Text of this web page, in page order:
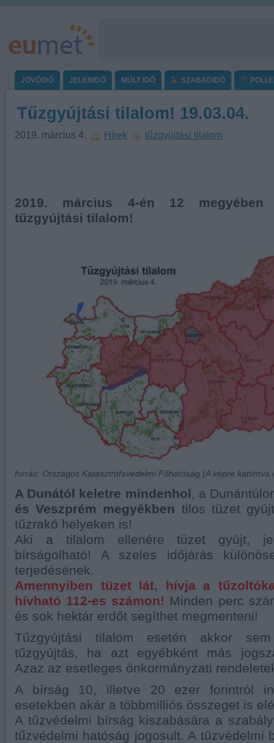
JÖVŐIDŐ JELENIDŐ MÚLT IDŐ SZABADIDŐ
Tűzgyújtási tilalom! 19.03.04.
2019. március 4. Hírek tűzgyújtási tilalom
2019. március 4-én 12 megyében
tűzgyújtási tilalom!
forrás: Országos Katasztrófavédelmi Főhatóság (A képre
A Dunától keletre mindenhol, a
és Veszprém megyékben tilos tüzet
tűzrakó helyeken is!
Aki a tilalom ellenére tüzet gyújt,
bírságolható! A szeles időjárás
terjedésének.
Amennyiben tüzet lát, hívja a
hívható 112-es számon! Minden perc
és sok hektár erdőt segíthet megmenteni!
Tűzgyújtási tilalom esetén akkor
tűzgyújtás, ha azt egyébként más
Azaz az esetleges önkormányzati
A bírság 10, illetve 20 ezer forintról
esetekben akár a többmilliós összeget is
A tűzvédelmi bírság kiszabására a
tűzvédelmi hatóság jogosult. A tűzvédelmi